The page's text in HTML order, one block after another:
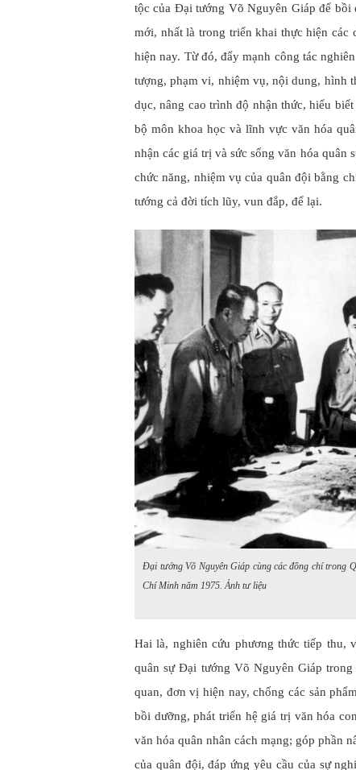
tộc của Đại tướng Võ Nguyên Giáp để
mới, nhất là trong triển khai thực hiện các
hiện nay. Từ đó, đẩy mạnh công tác
tượng, phạm vi, nhiệm vụ, nội dung, hình
dục, nâng cao trình độ nhận thức, hiểu
bộ môn khoa học và lĩnh vực văn hóa
nhận các giá trị và sức sống văn hóa
chức năng, nhiệm vụ của quân đội bằng
tướng cả đời tích lũy, vun đắp, để lại.
Đại tướng Võ Nguyên Giáp cùng các đồng chí trong
Chí Minh năm 1975. Ảnh tư liệu
Hai là, nghiên cứu phương thức tiếp thu,
quân sự Đại tướng Võ Nguyên Giáp
quan, đơn vị hiện nay, chống các sản
bồi dưỡng, phát triển hệ giá trị văn hóa
văn hóa quân nhân cách mạng; góp phần
của quân đội, đáp ứng yêu cầu của sự